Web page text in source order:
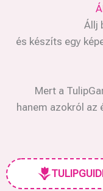
Állj
és készíts egy
Mert a
hanem azokról az